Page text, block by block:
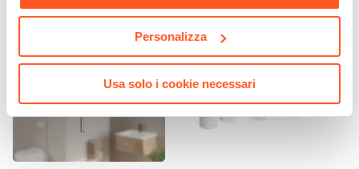
Personalizza
Usa solo i cookie necessari
40 cm
Sezione Base A Muro
Ø 6 cm
Colore
Oro spazzolato
Materiale Braccio